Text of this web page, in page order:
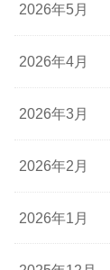
2026年5月
2026年4月
2026年3月
2026年2月
2026年1月